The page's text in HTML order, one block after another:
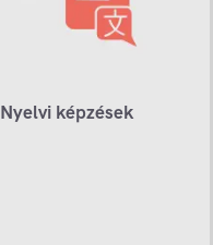
Nyelvi képzések